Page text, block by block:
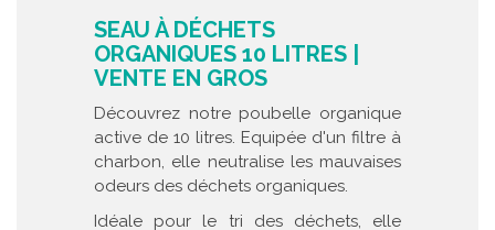
SEAU À DÉCHETS
ORGANIQUES 10 LITRES |
VENTE EN GROS
Découvrez notre poubelle organique
active de 10 litres. Equipée d'un filtre à
charbon, elle neutralise les mauvaises
odeurs des déchets organiques.
Idéale pour le tri des déchets, elle